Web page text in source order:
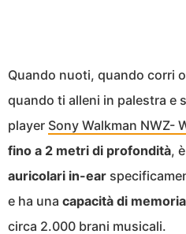
Quando nuoti, quando corri
quando ti alleni in palestra e
player Sony Walkman NWZ-
fino a 2 metri di profondità,
auricolari in-ear
e ha una capacità di
circa 2.000 brani musicali.